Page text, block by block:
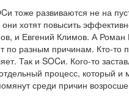
тоже развиваются не на
хотят повысить
и Евгений Климов. А
разным причинам. Кто-то
Так и SOCи. Кого-то
процесс, который
среди причин